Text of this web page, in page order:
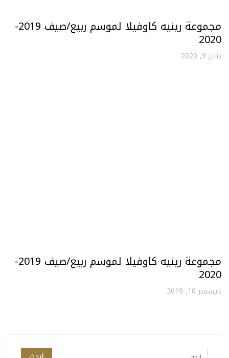
مجموعة رينيه كاوفيلا لموسم ربيع/صيف 2019-
2020
يناير 9, 2020
مجموعة رينيه كاوفيلا لموسم ربيع/صيف 2019-
2020
ديسمبر 10, 2019